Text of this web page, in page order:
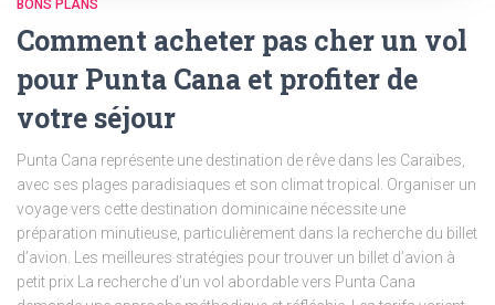
BONS PLANS
Comment acheter pas cher un vol
pour Punta Cana et profiter de
votre séjour
Punta Cana représente une destination de rêve dans les Caraïbes,
avec ses plages paradisiaques et son climat tropical. Organiser un
voyage vers cette destination dominicaine nécessite une
préparation minutieuse, particulièrement dans la recherche du billet
d’avion. Les meilleures stratégies pour trouver un billet d’avion à
petit prix La recherche d’un vol abordable vers Punta Cana